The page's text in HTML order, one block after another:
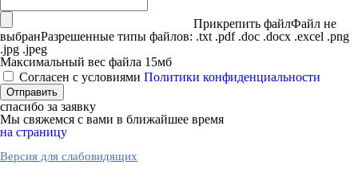
Прикрепить файлФайл не
выбранРазрешенные типы файлов: .txt .pdf .doc .docx .excel .png
.jpg .jpeg
Максимальный вес файла 15мб
Согласен с условиями Политики конфиденциальности
спасибо за заявку
Мы свяжемся с вами в ближайшее время
на страницу
Версия для слабовидящих